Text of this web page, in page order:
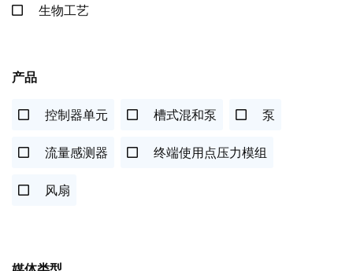
生物工艺
产品
控制器单元 槽式混和泵 泵
流量感测器 终端使用点压力模组
风扇